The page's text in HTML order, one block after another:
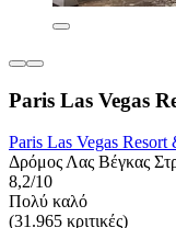
Paris Las Vegas
Paris Las Vegas Resort
Δρόμος Λας Βέγκας
8,2/10
Πολύ καλό
(31.965 κριτικές)